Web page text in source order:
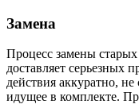
Замена
Процесс замены
доставляет серьезных
действия аккуратно,
идущее в комплекте.